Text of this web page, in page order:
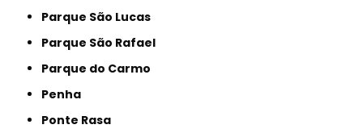
Parque São Lucas
Parque São Rafael
Parque do Carmo
Penha
Ponte Rasa